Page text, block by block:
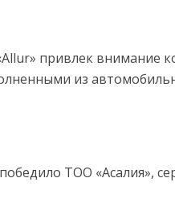
привлек внимание
из
ТОО «Асалия»,